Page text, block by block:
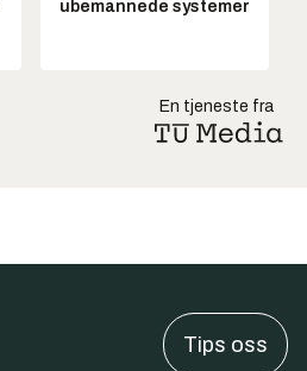
ubemannede systemer
En tjeneste fra
Tips oss